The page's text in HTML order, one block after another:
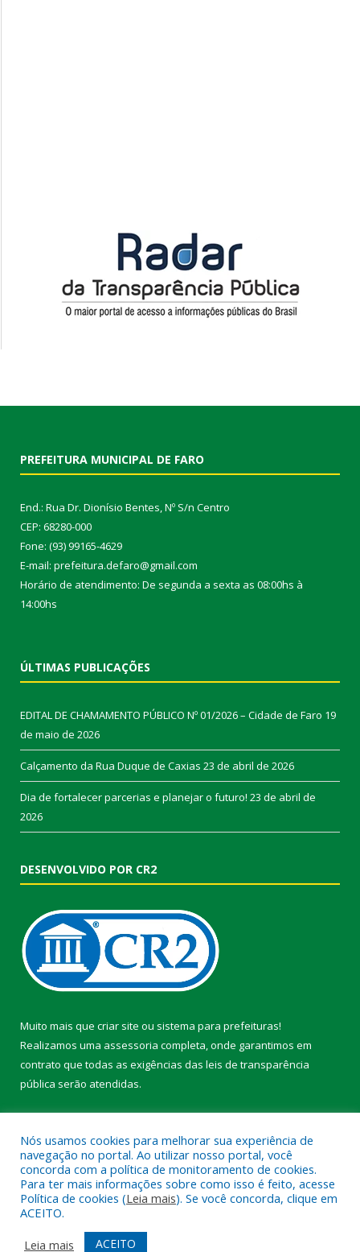
PREFEITURA MUNICIPAL DE FARO
End.: Rua Dr. Dionísio Bentes, Nº S/n Centro
CEP: 68280-000
Fone: (93) 99165-4629
E-mail: prefeitura.defaro@gmail.com
Horário de atendimento: De segunda a sexta as 08:00hs à
14:00hs
ÚLTIMAS PUBLICAÇÕES
EDITAL DE CHAMAMENTO PÚBLICO Nº 01/2026 – Cidade de Faro 19
de maio de 2026
Calçamento da Rua Duque de Caxias 23 de abril de 2026
Dia de fortalecer parcerias e planejar o futuro! 23 de abril de
2026
DESENVOLVIDO POR CR2
Muito mais que criar site ou sistema para prefeituras!
Realizamos uma assessoria completa, onde garantimos em
contrato que todas as exigências das leis de transparência
pública serão atendidas.
Todos os direitos reservados a Prefeitura Municipal de Faro.
Mapa do Site
Acessar Área Administrativa
Nós usamos cookies para melhorar sua experiência de
navegação no portal. Ao utilizar nosso portal, você
concorda com a política de monitoramento de cookies.
Para ter mais informações sobre como isso é feito, acesse
Política de cookies (Leia mais). Se você concorda, clique em
ACEITO.
Leia mais
ACEITO